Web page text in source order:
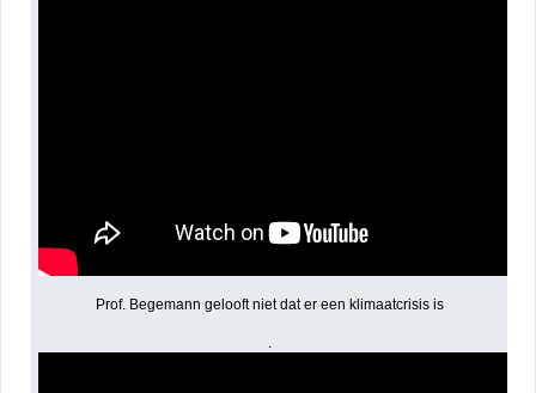
Prof. Begemann gelooft niet dat er een klimaatcrisis is
.